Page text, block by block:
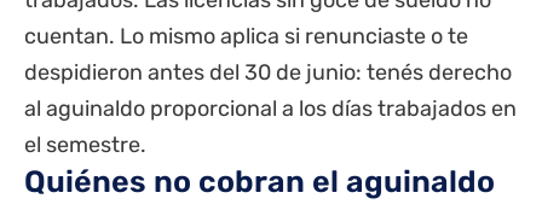
cuentan. Lo mismo aplica si renunciaste o te
despidieron antes del 30 de junio: tenés derecho
al aguinaldo proporcional a los días trabajados en
el semestre.
Quiénes no cobran el aguinaldo